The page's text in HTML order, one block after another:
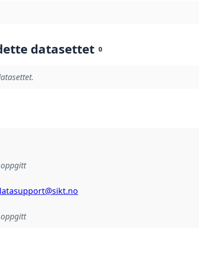
datasettet 0